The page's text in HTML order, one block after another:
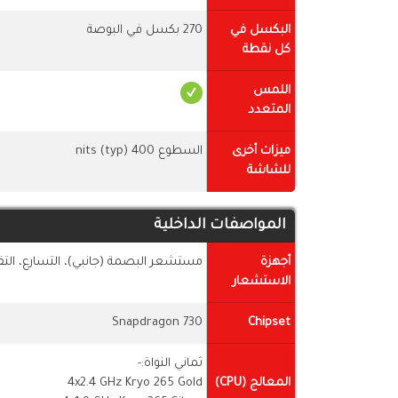
البكسل في
كل نقطة
270 بكسل في البوصة
اللمس
المتعدد
ميزات أخرى
للشاشة
السطوع 400 nits (typ)
المواصفات الداخلية
أجهزة
الاستشعار
مستشعر البصمة (جانبي)، التسارع،
Chipset
Snapdragon 730
المعالج (CPU)
ثماني النواة:-
4x2.4 GHz Kryo 265 Gold